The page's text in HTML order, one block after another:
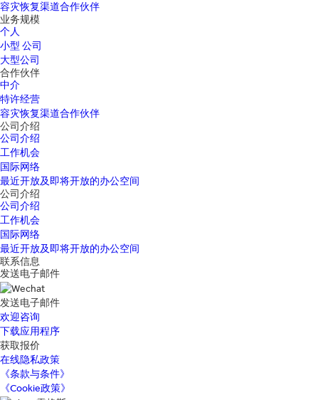
容灾恢复渠道合作伙伴
业务规模
个人
小型 公司
大型公司
合作伙伴
中介
特许经营
容灾恢复渠道合作伙伴
公司介绍
公司介绍
工作机会
国际网络
最近开放及即将开放的办公空间
公司介绍
公司介绍
工作机会
国际网络
最近开放及即将开放的办公空间
联系信息
发送电子邮件
发送电子邮件
欢迎咨询
下载应用程序
获取报价
在线隐私政策
《条款与条件》
《Cookie政策》